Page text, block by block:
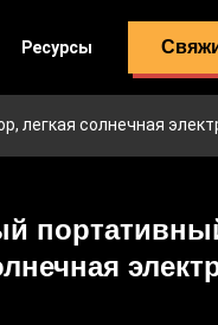
Ресурсы
легкая солнечная